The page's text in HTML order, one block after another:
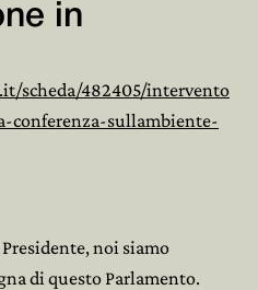

in
scheda/482405/intervento
conferenza-sullambiente-
noi siamo
di questo Parlamento.